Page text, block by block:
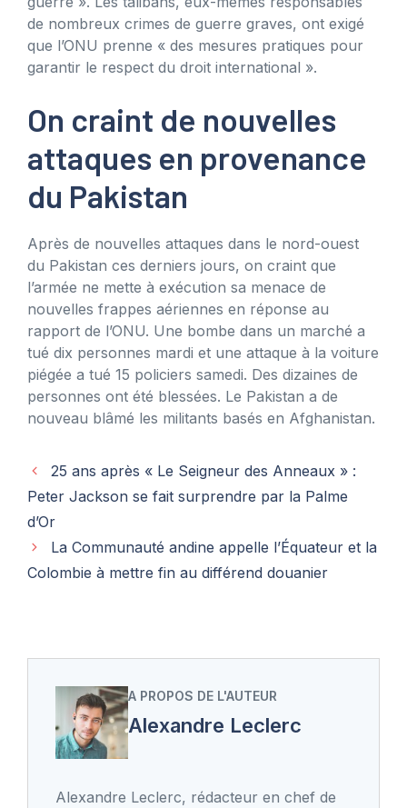
de nombreux crimes de guerre graves, ont exigé
que l’ONU prenne « des mesures pratiques pour
garantir le respect du droit international ».
On craint de nouvelles
attaques en provenance
du Pakistan
Après de nouvelles attaques dans le nord-ouest
du Pakistan ces derniers jours, on craint que
l’armée ne mette à exécution sa menace de
nouvelles frappes aériennes en réponse au
rapport de l’ONU. Une bombe dans un marché a
tué dix personnes mardi et une attaque à la voiture
piégée a tué 15 policiers samedi. Des dizaines de
personnes ont été blessées. Le Pakistan a de
nouveau blâmé les militants basés en Afghanistan.
25 ans après « Le Seigneur des Anneaux » :
Peter Jackson se fait surprendre par la Palme
d’Or
La Communauté andine appelle l’Équateur et la
Colombie à mettre fin au différend douanier
A PROPOS DE L'AUTEUR
Alexandre Leclerc
Alexandre Leclerc, rédacteur en chef de